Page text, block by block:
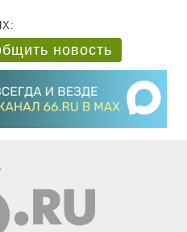
новость